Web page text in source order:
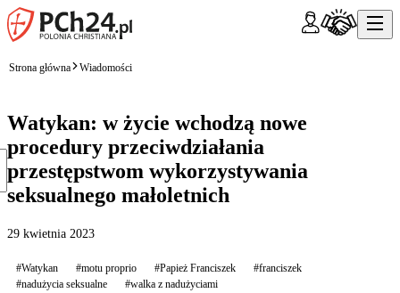
Strona główna Wiadomości
Watykan: w życie wchodzą nowe
procedury przeciwdziałania
przestępstwom wykorzystywania
seksualnego małoletnich
29 kwietnia 2023
#Watykan #motu proprio #Papież Franciszek
#franciszek
#nadużycia seksualne
#walka z nadużyciami